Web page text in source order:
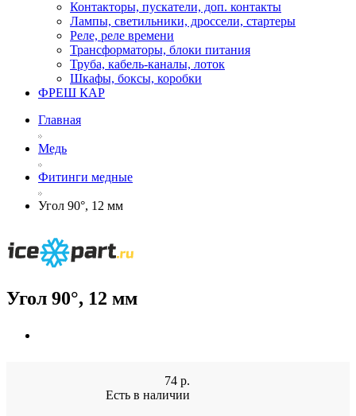
Контакторы, пускатели, доп. контакты
Лампы, светильники, дроссели, стартеры
Реле, реле времени
Трансформаторы, блоки питания
Труба, кабель-каналы, лоток
Шкафы, боксы, коробки
ФРЕШ КАР
Главная
Медь
Фитинги медные
Угол 90°, 12 мм
Угол 90°, 12 мм
74 р.
Есть в наличии